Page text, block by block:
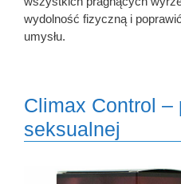
wydolność fizyczną i
umysłu.
Climax Control –
seksualnej